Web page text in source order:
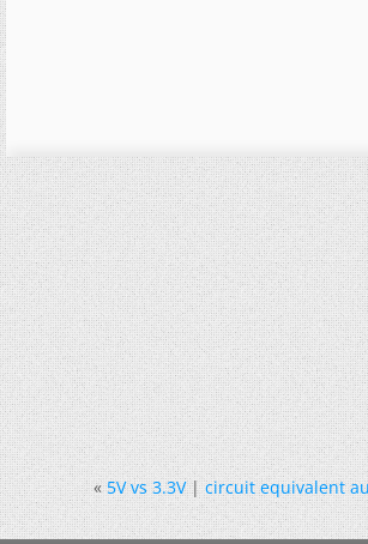
« 5V vs 3.3V|circuit equivalent